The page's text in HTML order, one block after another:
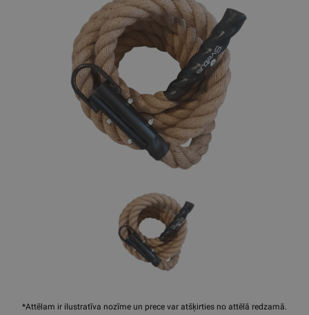
*Attēlam ir ilustratīva nozīme un prece var atšķirties no attēlā redzamā.